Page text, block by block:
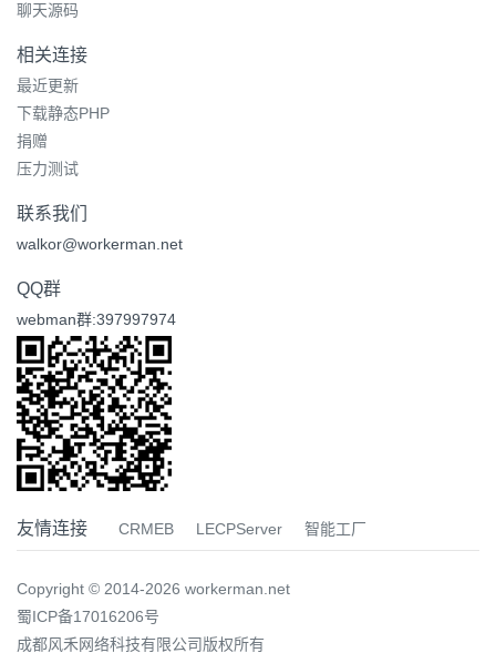
聊天源码
相关连接
最近更新
下载静态PHP
捐赠
压力测试
联系我们
walkor@workerman.net
QQ群
webman群:397997974
友情连接 CRMEB LECPServer 智能工厂
Copyright © 2014-2026 workerman.net
蜀ICP备17016206号
成都风禾网络科技有限公司版权所有